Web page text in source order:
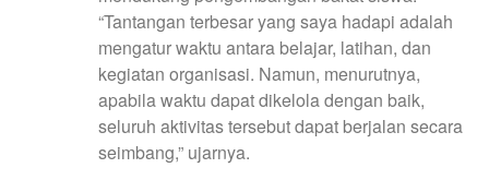
“Tantangan terbesar yang saya hadapi adalah
mengatur waktu antara belajar, latihan, dan
kegiatan organisasi. Namun, menurutnya,
apabila waktu dapat dikelola dengan baik,
seluruh aktivitas tersebut dapat berjalan secara
seimbang,” ujarnya.